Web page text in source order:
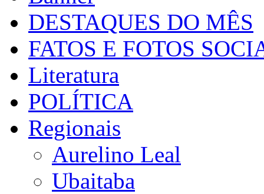
DESTAQUES DO MÊS
FATOS E FOTOS
Literatura
POLÍTICA
Regionais
Aurelino Leal
Ubaitaba